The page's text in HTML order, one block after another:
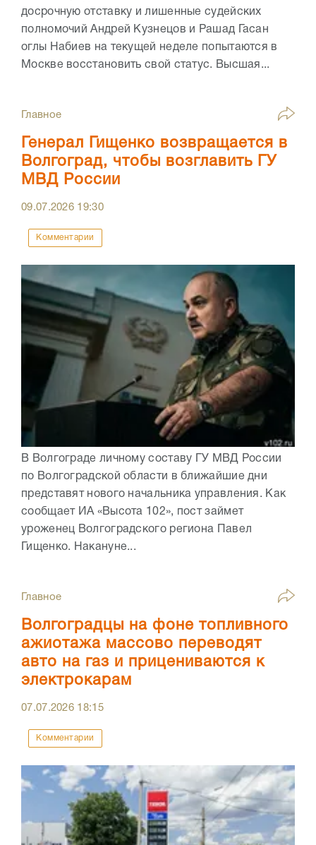
досрочную отставку и лишенные судейских
полномочий Андрей Кузнецов и Рашад Гасан
оглы Набиев на текущей неделе попытаются в
Москве восстановить свой статус. Высшая...
Главное
Генерал Гищенко возвращается в
Волгоград, чтобы возглавить ГУ
МВД России
09.07.2026 19:30
Комментарии
В Волгограде личному составу ГУ МВД России
по Волгоградской области в ближайшие дни
представят нового начальника управления. Как
сообщает ИА «Высота 102», пост займет
уроженец Волгоградского региона Павел
Гищенко. Накануне...
Главное
Волгоградцы на фоне топливного
ажиотажа массово переводят
авто на газ и прицениваются к
электрокарам
07.07.2026 18:15
Комментарии